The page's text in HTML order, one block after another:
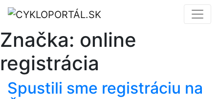
Značka: online
registrácia
Spustili sme registráciu na